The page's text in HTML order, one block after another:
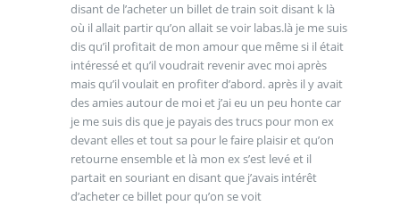
disant de l’acheter un billet de train soit disant k là
où il allait partir qu’on allait se voir labas.là je me suis
dis qu’il profitait de mon amour que même si il était
intéressé et qu’il voudrait revenir avec moi après
mais qu’il voulait en profiter d’abord. après il y avait
des amies autour de moi et j’ai eu un peu honte car
je me suis dis que je payais des trucs pour mon ex
devant elles et tout sa pour le faire plaisir et qu’on
retourne ensemble et là mon ex s’est levé et il
partait en souriant en disant que j’avais intérêt
d’acheter ce billet pour qu’on se voit